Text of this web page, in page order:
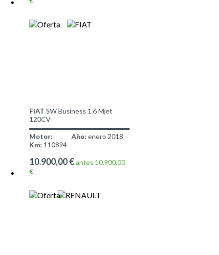
FIAT SW Business 1.6 Mjet
120CV
Motor: Año: enero 2018
Km: 110894
10.900,00 €antes 10.900,00
€